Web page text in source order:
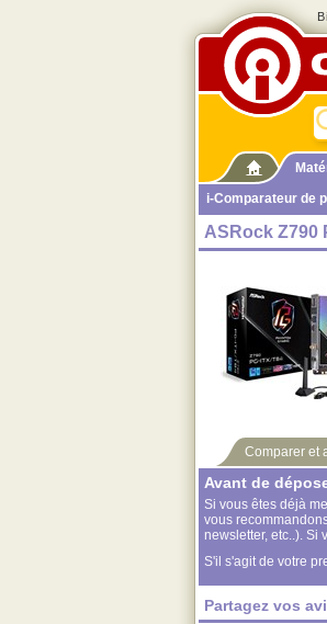
i-Comparateur de
ASRock Z790
Comparer et
Avant de
Si vous êtes déjà
vous
newsletter, etc..).
S'il s'agit de votre
Partagez vos